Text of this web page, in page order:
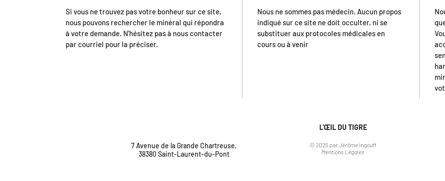
Si vous ne trouvez pas votre bonheur sur ce site,
nous pouvons rechercher le minéral qui répondra
à votre demande. N'hésitez pas à nous contacter
par courriel pour la préciser.
Nous ne sommes pas médecin. Aucun propos
indiqué sur ce site ne doit occulter, ni se
substituer aux protocoles médicales en
cours ou à venir
L'ŒIL DU TIGRE
7 Avenue de la Grande Chartreuse,
38380 Saint-Laurent-du-Pont
© 2025 par Jérôme Ingouff
Mentions Légales